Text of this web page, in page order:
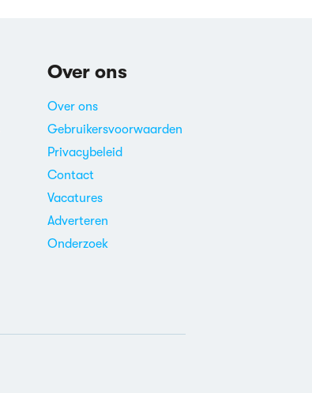
Over ons
Over ons
Gebruikersvoorwaarden
Privacybeleid
Contact
Vacatures
Adverteren
Onderzoek